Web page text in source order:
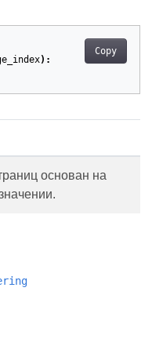
Copy
):
основан на